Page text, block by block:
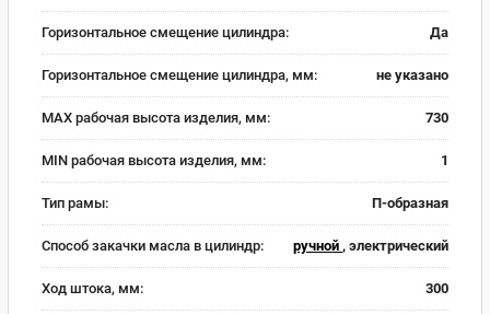
Горизонтальное смещение цилиндра: Да
Горизонтальное смещение цилиндра, мм: не указано
MAX рабочая высота изделия, мм: 730
MIN рабочая высота изделия, мм: 1
Тип рамы: П-образная
Способ закачки масла в цилиндр: ручной , электрический
Ход штока, мм: 300